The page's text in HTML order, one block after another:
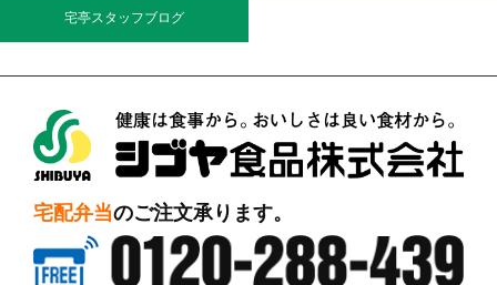
宅亭スタッフブログ
宅配弁当のご注文承ります。